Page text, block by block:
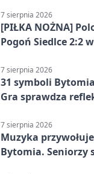
7 sierpnia 2026
[PIŁKA NOŻNA]
Pogoń Siedlce 2:2
ale stracili
7 sierpnia 2026
31 symboli
Gra sprawdza
7 sierpnia 2026
Muzyka
Bytomia. Seniorzy